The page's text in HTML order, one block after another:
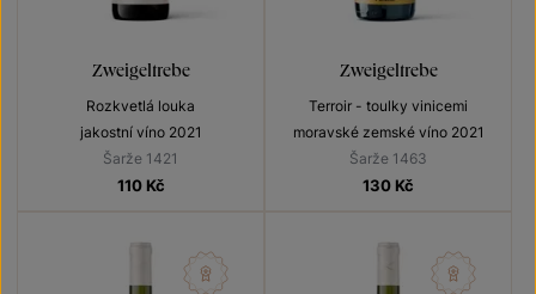
Zweigeltrebe
Rozkvetlá louka
jakostní víno 2021
Šarže 1421
110 Kč
Zweigeltrebe
Terroir - toulky vinicemi
moravské zemské víno 2021
Šarže 1463
130 Kč